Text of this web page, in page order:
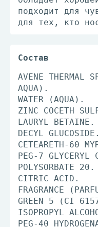
подходит для
для тех, кто
Состав
AVENE THERMAL
AQUA).
WATER (AQUA).
ZINC COCETH
LAURYL BETAINE.
DECYL GLUCOSIDE.
CETEARETH-60
PEG-7 GLYCERYL
POLYSORBATE 20.
CITRIC ACID.
FRAGRANCE
GREEN 5 (CI
ISOPROPYL
PEG-40